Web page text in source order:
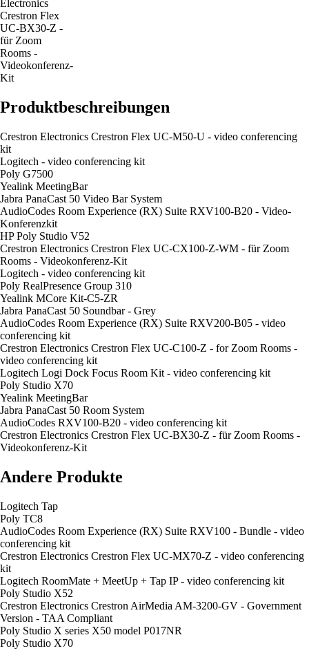
Electronics
Crestron Flex
UC-BX30-Z -
für Zoom
Rooms -
Videokonferenz-
Kit
Produktbeschreibungen
Crestron Electronics Crestron Flex UC-M50-U - video conferencing
kit
Logitech - video conferencing kit
Poly G7500
Yealink MeetingBar
Jabra PanaCast 50 Video Bar System
AudioCodes Room Experience (RX) Suite RXV100-B20 - Video-
Konferenzkit
HP Poly Studio V52
Crestron Electronics Crestron Flex UC-CX100-Z-WM - für Zoom
Rooms - Videokonferenz-Kit
Logitech - video conferencing kit
Poly RealPresence Group 310
Yealink MCore Kit-C5-ZR
Jabra PanaCast 50 Soundbar - Grey
AudioCodes Room Experience (RX) Suite RXV200-B05 - video
conferencing kit
Crestron Electronics Crestron Flex UC-C100-Z - for Zoom Rooms -
video conferencing kit
Logitech Logi Dock Focus Room Kit - video conferencing kit
Poly Studio X70
Yealink MeetingBar
Jabra PanaCast 50 Room System
AudioCodes RXV100-B20 - video conferencing kit
Crestron Electronics Crestron Flex UC-BX30-Z - für Zoom Rooms -
Videokonferenz-Kit
Andere Produkte
Logitech Tap
Poly TC8
AudioCodes Room Experience (RX) Suite RXV100 - Bundle - video
conferencing kit
Crestron Electronics Crestron Flex UC-MX70-Z - video conferencing
kit
Logitech RoomMate + MeetUp + Tap IP - video conferencing kit
Poly Studio X52
Crestron Electronics Crestron AirMedia AM-3200-GV - Government
Version - TAA Compliant
Poly Studio X series X50 model P017NR
Poly Studio X70